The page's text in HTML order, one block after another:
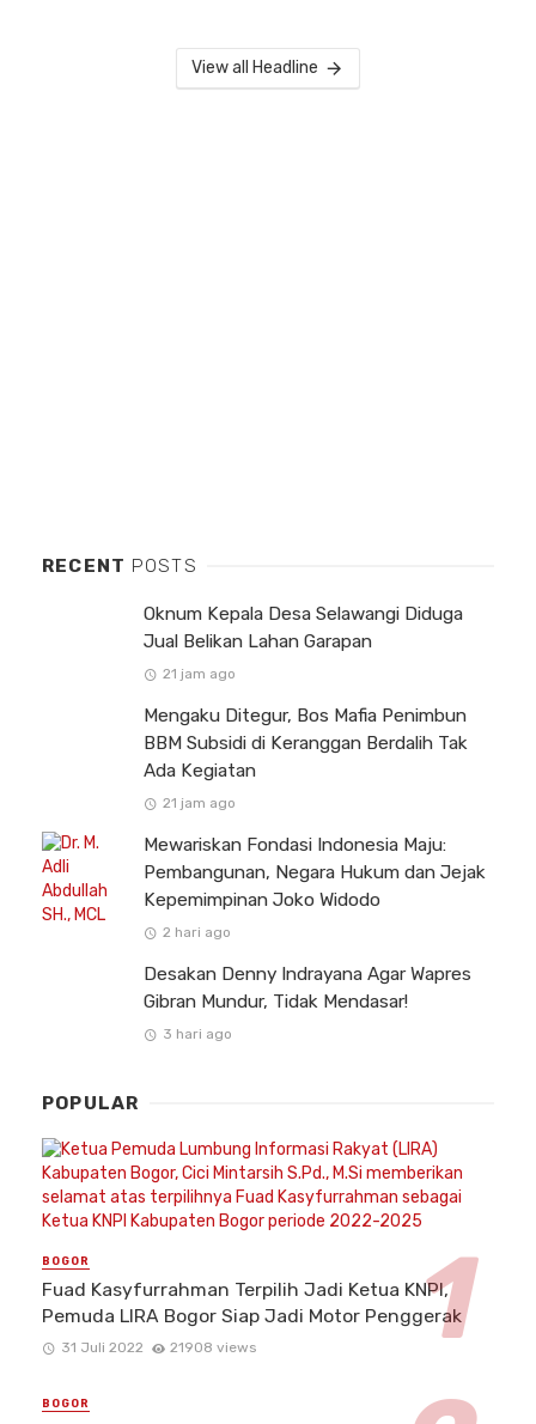
View all Headline
RECENT POSTS
Oknum Kepala Desa Selawangi Diduga
Jual Belikan Lahan Garapan
21 jam ago
Mengaku Ditegur, Bos Mafia Penimbun
BBM Subsidi di Keranggan Berdalih Tak
Ada Kegiatan
21 jam ago
Mewariskan Fondasi Indonesia Maju:
Pembangunan, Negara Hukum dan Jejak
Kepemimpinan Joko Widodo
2 hari ago
Desakan Denny Indrayana Agar Wapres
Gibran Mundur, Tidak Mendasar!
3 hari ago
POPULAR
BOGOR
Fuad Kasyfurrahman Terpilih Jadi Ketua KNPI,
Pemuda LIRA Bogor Siap Jadi Motor Penggerak
31 Juli 2022 21908 views
BOGOR